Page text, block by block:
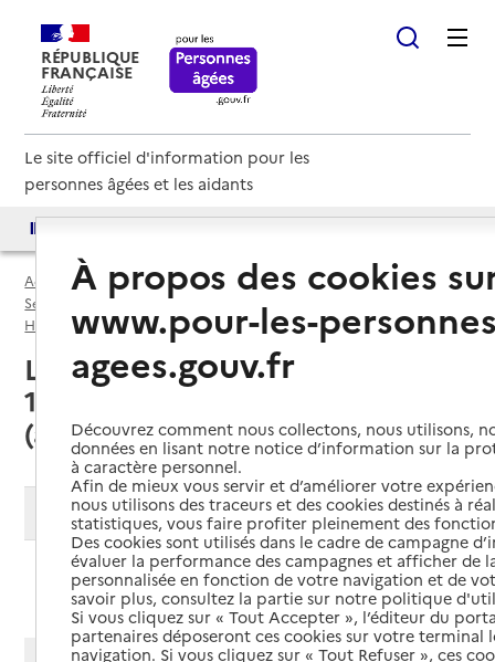
RÉPUBLIQUE
FRANÇAISE
Le site officiel d'information pour les
personnes âgées et les aidants
Accueil
Espace annuaire
Services autonomie à domicile (aide) par département
Hauts-de-Seine (92)
Service autonomie à domicile (aide)
Levallois-Perret (92300) : liste des
14 services autonomie à domicile
(aide)
Modifier ma recherche
Ajouter cette recherche aux favoris
À propos des cookies
www.pour-les-
agees.gouv.fr
Découvrez comment nous collectons, nous utilisons,
données en lisant notre notice d’information sur la
à caractère personnel.
Afin de mieux vous servir et d’améliorer votre
nous utilisons des traceurs et des cookies destinés à
statistiques, vous faire profiter pleinement des
Des cookies sont utilisés dans le cadre de campagne
évaluer la performance des campagnes et afficher de
personnalisée en fonction de votre navigation et de
savoir plus, consultez la partie sur notre politique
Si vous cliquez sur « Tout Accepter », l’éditeur du
partenaires déposeront ces cookies sur votre terminal
navigation. Si vous cliquez sur « Tout Refuser », ces